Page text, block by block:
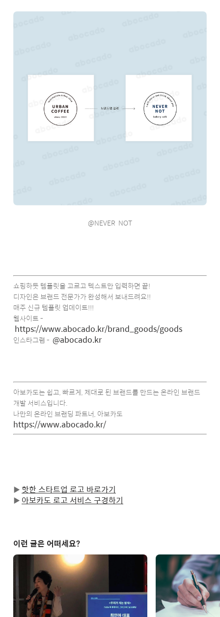
@NEVER NOT
쇼핑하듯 템플릿을 고르고 텍스트만 입력하면 끝!
디자인은 브랜드 전문가가 완성해서 보내드려요!!
매주 신규 템플릿 업데이트!!!
웹사이트 -
https://www.abocado.kr/brand_goods/goods
인스타그램 - @abocado.kr
아보카도는 쉽고, 빠르게, 제대로 된 브랜드를 만드는 온라인 브랜드
개발 서비스입니다.
나만의 온라인 브랜딩 파트너, 아보카도
https://www.abocado.kr/
▶ 핫한 스타트업 로고 바로가기
▶ 아보카도 로고 서비스 구경하기
이런 글은 어떠세요?